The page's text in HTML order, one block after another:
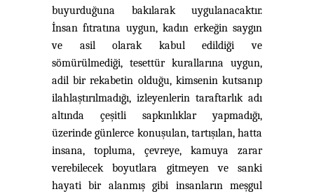
buyurduğuna bakılarak uygulanacaktır.
İnsan fıtratına uygun, kadın erkeğin saygın
ve asil olarak kabul edildiği ve
sömürülmediği, tesettür kurallarına uygun,
adil bir rekabetin olduğu, kimsenin kutsanıp
ilahlaştırılmadığı, izleyenlerin taraftarlık adı
altında çeşitli sapkınlıklar yapmadığı,
üzerinde günlerce konuşulan, tartışılan, hatta
insana, topluma, çevreye, kamuya zarar
verebilecek boyutlara gitmeyen ve sanki
hayati bir alanmış gibi insanların meşgul